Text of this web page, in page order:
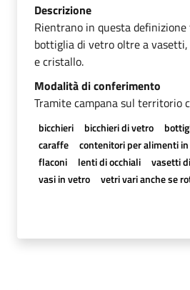
Descrizione
Rientrano in questa
bottiglia di vetro oltre a
e cristallo.
Modalità di conferimento
Tramite campana sul territorio
bicchieri bicchieri di vetro
caraffe
contenitori per alimenti
flaconi
lenti di occhiali vasetti
vasi in vetro
vetri vari anche se